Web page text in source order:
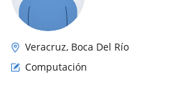
Veracruz, Boca Del Río
Computación